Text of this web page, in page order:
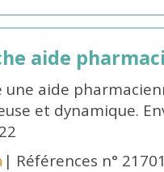
aide
une aide
et dynamique.
| Références n°